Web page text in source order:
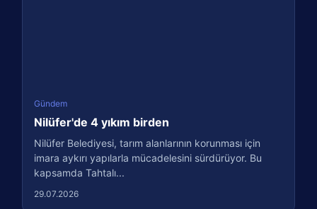
Gündem
Nilüfer'de 4 yıkım birden
Nilüfer Belediyesi, tarım alanlarının korunması için
imara aykırı yapılarla mücadelesini sürdürüyor. Bu
kapsamda Tahtalı...
29.07.2026